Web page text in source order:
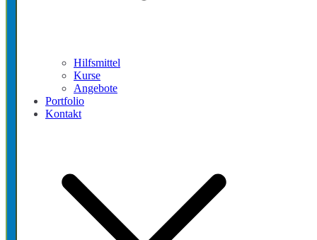
Hilfsmittel
Kurse
Angebote
Portfolio
Kontakt